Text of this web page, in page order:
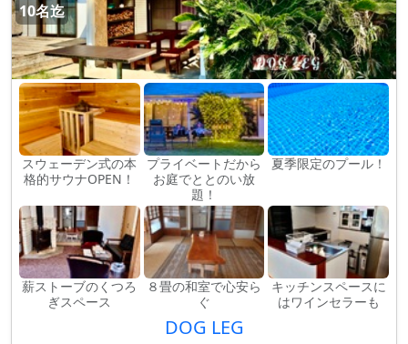
10名迄
スウェーデン式の本
格的サウナOPEN！
プライベートだから
お庭でととのい放
題！
夏季限定のプール！
薪ストーブのくつろ
ぎスペース
８畳の和室で心安ら
ぐ
キッチンスペースに
はワインセラーも
DOG LEG